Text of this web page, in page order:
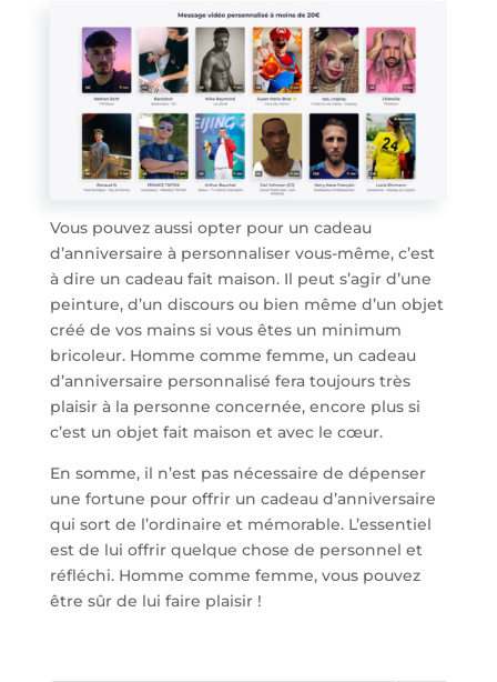
Vous pouvez aussi opter pour un cadeau
d’anniversaire à personnaliser vous-même, c’est
à dire un cadeau fait maison. Il peut s’agir d’une
peinture, d’un discours ou bien même d’un objet
créé de vos mains si vous êtes un minimum
bricoleur. Homme comme femme, un cadeau
d’anniversaire personnalisé fera toujours très
plaisir à la personne concernée, encore plus si
c’est un objet fait maison et avec le cœur.
En somme, il n’est pas nécessaire de dépenser
une fortune pour offrir un cadeau d’anniversaire
qui sort de l’ordinaire et mémorable. L’essentiel
est de lui offrir quelque chose de personnel et
réfléchi. Homme comme femme, vous pouvez
être sûr de lui faire plaisir !